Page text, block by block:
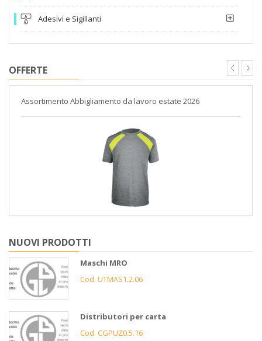
Adesivi e Sigillanti
OFFERTE
Assortimento Abbigliamento da lavoro estate 2026
NUOVI PRODOTTI
Maschi MRO
Cod. UTMAS1.2.06
Distributori per carta
Cod. CGPUZ0.5.16